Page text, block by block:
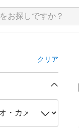
クリア